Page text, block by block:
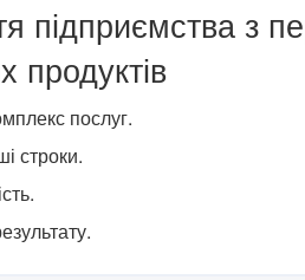
підприємства з
продуктів
послуг.
строки.